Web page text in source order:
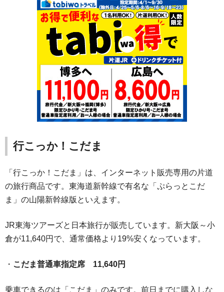
行こっか！こだま
「行こっか！こだま」は、インターネット販売専用の片道
の旅行商品です。東海道新幹線で有名な「ぷらっとこだ
ま」の山陽新幹線版といえます。
JR東海ツアーズと日本旅行が販売しています。新大阪～小
倉が11,640円で、通常価格より19%安くなっています。
・ こだま普通車指定席 11,640円
乗車できるのは「こだま」のみです。前日までに購入しな